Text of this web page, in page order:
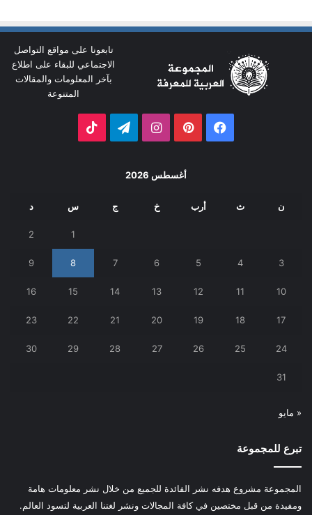
تابعونا على مواقع التواصل
الاجتماعي للبقاء على اطلاع
بآخر المعلومات والمقالات
المتنوعة
فيسبوكبينتيريستانستقرامتيلقرام
أغسطس 2026
ن ث أرب خ ج س د
1
2
3
4
5
6
7
8
9
10
11
12
13
14
15
16
17
18
19
20
21
22
23
24
25
26
27
28
29
30
31
« مايو
تبرع للمجموعة
المجموعة مشروع هدفه نشر الفائدة للجميع من خلال نشر معلومات هامة
ومفيدة من قبل مختصين في كافة المجالات ونشر لغتنا العربية لتسود العالم.